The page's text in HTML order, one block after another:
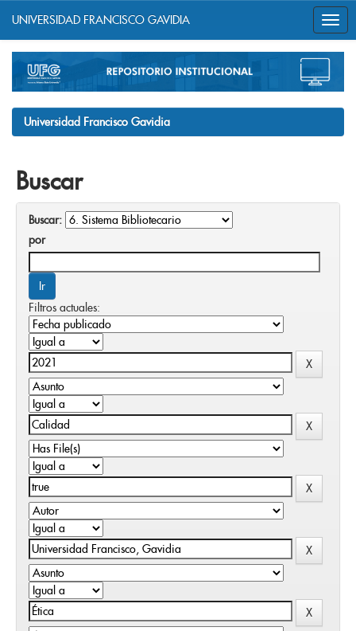
navigation
UNIVERSIDAD FRANCISCO GAVIDIA
Universidad Francisco Gavidia
Buscar
Buscar:
por
Filtros actuales: